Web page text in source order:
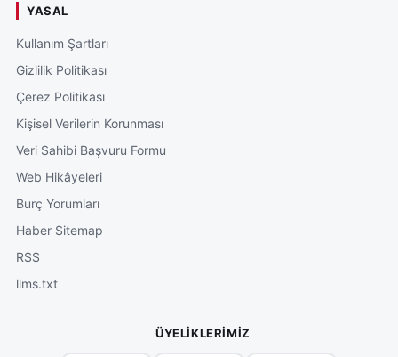
YASAL
Kullanım Şartları
Gizlilik Politikası
Çerez Politikası
Kişisel Verilerin Korunması
Veri Sahibi Başvuru Formu
Web Hikâyeleri
Burç Yorumları
Haber Sitemap
RSS
llms.txt
ÜYELIKLERIMIZ